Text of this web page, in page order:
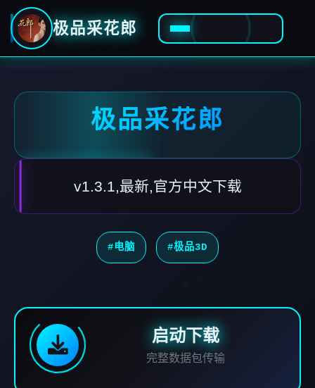
极品采花郎
极品采花郎
v1.3.1,最新,官方中文下载
#电脑 #极品3D
启动下载
完整数据包传输